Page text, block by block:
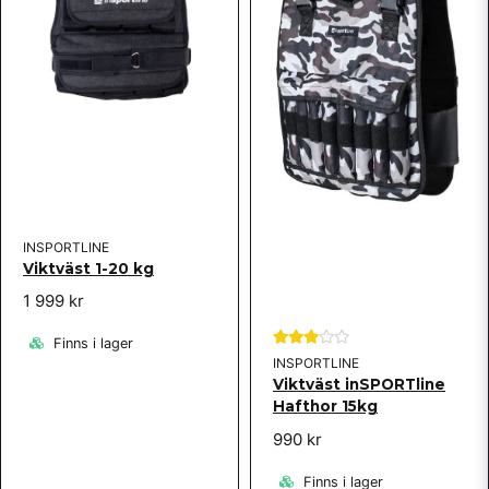
INSPORTLINE
Viktväst 1-20 kg
1 999 kr
Finns i lager
INSPORTLINE
Viktväst inSPORTline
Hafthor 15kg
990 kr
Finns i lager